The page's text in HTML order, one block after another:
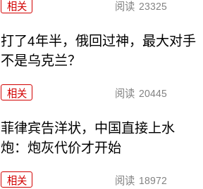
相关 阅读 23325
打了4年半，俄回过神，最大对手
不是乌克兰？
相关 阅读 20445
菲律宾告洋状，中国直接上水
炮：炮灰代价才开始
相关 阅读 18972